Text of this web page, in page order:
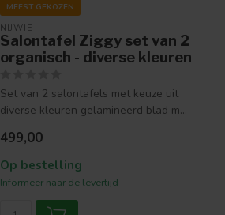
MEEST GEKOZEN
NIJWIE
Salontafel Ziggy set van 2
organisch - diverse kleuren
Set van 2 salontafels met keuze uit
diverse kleuren gelamineerd blad m...
499,00
Op bestelling
Informeer naar de levertijd